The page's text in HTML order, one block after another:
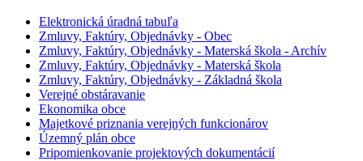
Elektronická úradná tabuľa
Zmluvy, Faktúry, Objednávky - Obec
Zmluvy, Faktúry, Objednávky - Materská škola - Archív
Zmluvy, Faktúry, Objednávky - Materská škola
Zmluvy, Faktúry, Objednávky - Základná škola
Verejné obstáravanie
Ekonomika obce
Majetkové priznania verejných funkcionárov
Územný plán obce
Pripomienkovanie projektových dokumentácií